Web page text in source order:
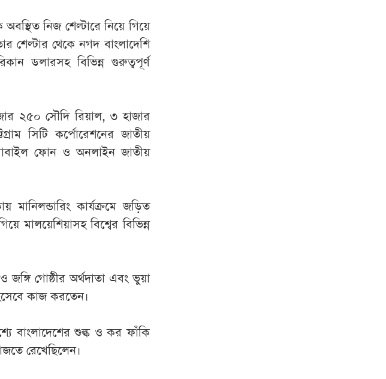
নিজ শেল্টারে নিয়ে গিয়ে
শেল্টার থেকে নগদ বাংলাদেশি
ডলারসহ বিভিন্ন গুরুত্বপূর্ণ
২৫০ সৌদি রিয়াল, ৩ হাজার
সিটি কর্পোরেশনের জাতীয়
ফোন ও অনলাইন জাতীয়
কার্যক্রমে জড়িত
মালয়েশিয়াসহ বিশ্বের বিভিন্ন
জঙ্গি গোষ্ঠীর অর্থদাতা এবং ভুয়া
কাজ করতেন।
বাংলাদেশের শুল্ক ও কর ফাঁকি
রেখেছিলেন।